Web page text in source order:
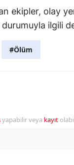
ekipler, olay
ilgili
#Ölüm
yapabilir veya kayıt